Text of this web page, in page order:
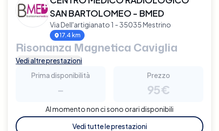
SAN BARTOLOMEO - BMED
Via Dell'artigianato 1 - 35035 Mestrino
17.4 km
Risonanza Magnetica Caviglia
Vedi altre prestazioni
Prima disponibilità
-
Prezzo
95€
Al momento non ci sono orari disponibili
Vedi tutte le prestazioni